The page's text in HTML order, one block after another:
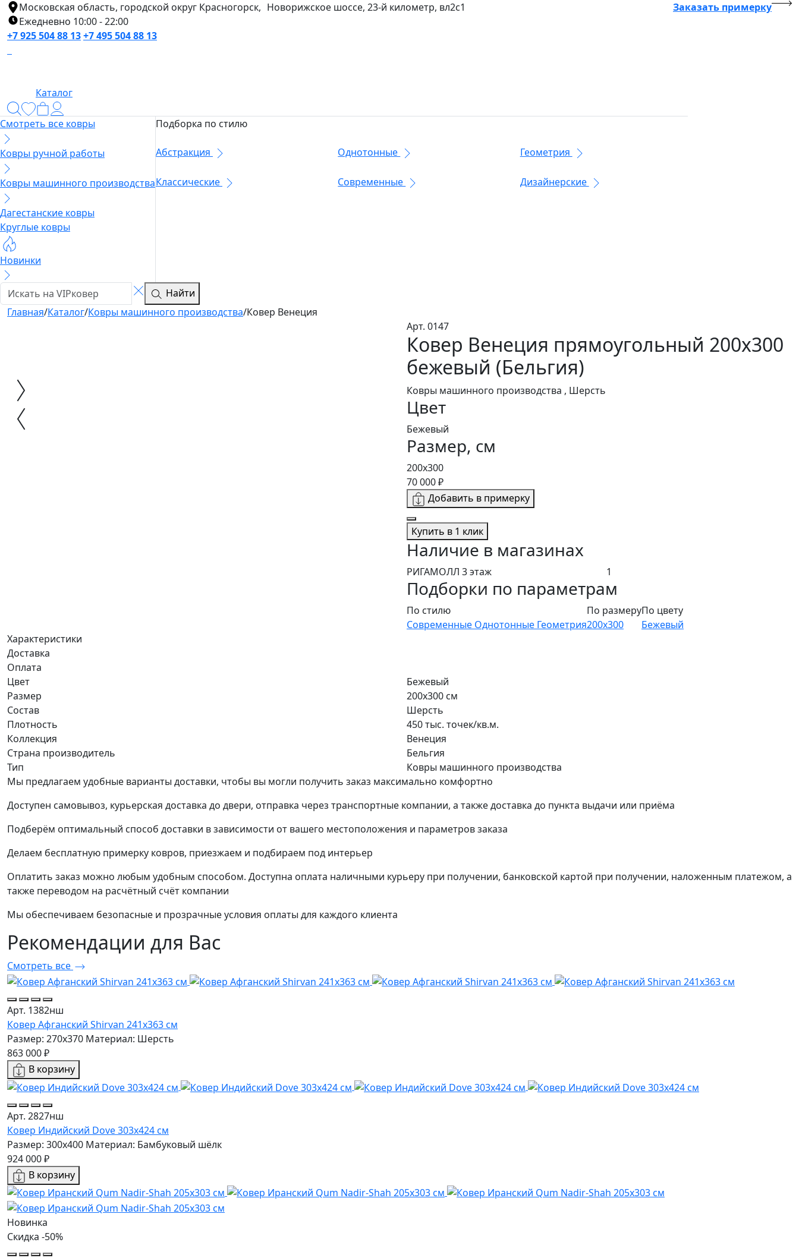
Московская область, городской округ Красногорск, Новорижское шоссе, 23-й километр, вл2с1
Ежедневно 10:00 - 22:00
+7 925 504 88 13+7 495 504 88 13
Заказать примерку
Каталог
Смотреть все ковры
Ковры ручной работы
Ковры машинного производства
Дагестанские ковры
Круглые ковры
Новинки
Подборка по стилю
Абстракция Однотонные Геометрия
Классические Современные Дизайнерские
Найти
Главная/Каталог/Ковры машинного производства/Ковер Венеция
Арт. 0147
Ковер Венеция прямоугольный 200х300
бежевый (Бельгия)
Ковры машинного производства , Шерсть
Цвет
Бежевый
Размер, см
200х300
70 000 ₽
Добавить в примерку
Купить в 1 клик
Наличие в магазинах
РИГАМОЛЛ 3 этаж 1
Подборки по параметрам
По стилю
Современные Однотонные Геометрия
По размеру
200х300
По цвету
Бежевый
Характеристики
Доставка
Оплата
Цвет
Бежевый
Размер
200х300 см
Состав
Шерсть
Плотность
450 тыс. точек/кв.м.
Коллекция
Венеция
Страна производитель
Бельгия
Тип
Ковры машинного производства
Мы предлагаем удобные варианты доставки, чтобы вы могли получить заказ максимально комфортно
Доступен самовывоз, курьерская доставка до двери, отправка через транспортные компании, а также доставка до пункта выдачи или приёма
Подберём оптимальный способ доставки в зависимости от вашего местоположения и параметров заказа
Делаем бесплатную примерку ковров, приезжаем и подбираем под интерьер
Оплатить заказ можно любым удобным способом. Доступна оплата наличными курьеру при получении, банковской картой при получении, наложенным платежом, а
также переводом на расчётный счёт компании
Мы обеспечиваем безопасные и прозрачные условия оплаты для каждого клиента
Рекомендации для Вас
Смотреть все
Арт. 1382нш
Ковер Афганский Shirvan 241x363 см
Размер: 270x370 Материал: Шерсть
863 000 ₽
В корзину
Арт. 2827нш
Ковер Индийский Dove 303x424 см
Размер: 300x400 Материал: Бамбуковый шёлк
924 000 ₽
В корзину
Новинка
Скидка -50%